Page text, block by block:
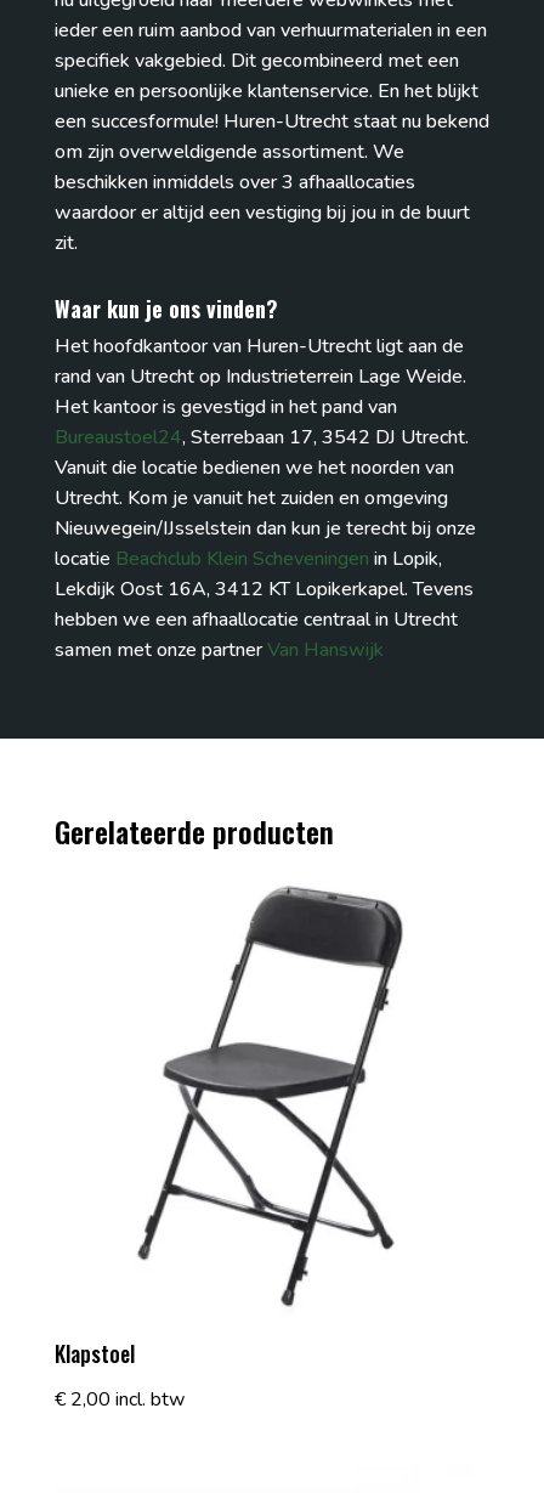
ieder een ruim aanbod van verhuurmaterialen in een
specifiek vakgebied. Dit gecombineerd met een
unieke en persoonlijke klantenservice. En het blijkt
een succesformule! Huren-Utrecht staat nu bekend
om zijn overweldigende assortiment. We
beschikken inmiddels over 3 afhaallocaties
waardoor er altijd een vestiging bij jou in de buurt
zit.
Waar kun je ons vinden?
Het hoofdkantoor van Huren-Utrecht ligt aan de
rand van Utrecht op Industrieterrein Lage Weide.
Het kantoor is gevestigd in het pand van
Bureaustoel24, Sterrebaan 17, 3542 DJ Utrecht.
Vanuit die locatie bedienen we het noorden van
Utrecht. Kom je vanuit het zuiden en omgeving
Nieuwegein/IJsselstein dan kun je terecht bij onze
locatie Beachclub Klein Scheveningen in Lopik,
Lekdijk Oost 16A, 3412 KT Lopikerkapel. Tevens
hebben we een afhaallocatie centraal in Utrecht
samen met onze partnerVan Hanswijk
Gerelateerde producten
Klapstoel
€2,00 incl. btw